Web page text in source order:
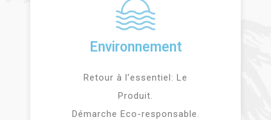
Environnement
Retour à l’essentiel: Le
Produit.
Démarche Eco-responsable.